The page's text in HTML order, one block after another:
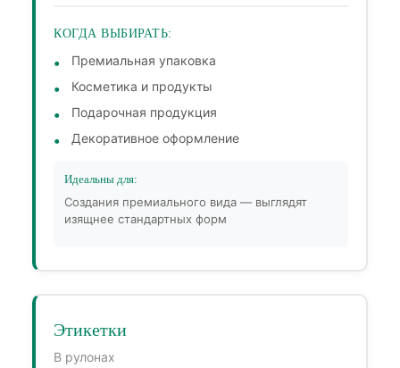
КОГДА ВЫБИРАТЬ:
Премиальная упаковка
Косметика и продукты
Подарочная продукция
Декоративное оформление
Идеальны для:
Создания премиального вида — выглядят
изящнее стандартных форм
Этикетки
В рулонах